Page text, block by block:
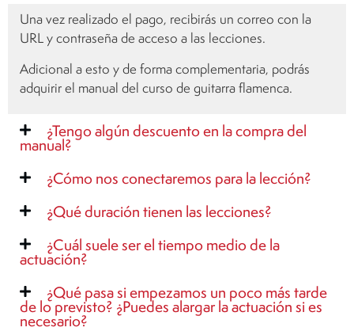
Una vez realizado el pago, recibirás un correo con la
URL y contraseña de acceso a las lecciones.
Adicional a esto y de forma complementaria, podrás
adquirir el manual del curso de guitarra flamenca.
¿Tengo algún descuento en la compra del
manual?
¿Cómo nos conectaremos para la lección?
¿Qué duración tienen las lecciones?
¿Cuál suele ser el tiempo medio de la
actuación?
¿Qué pasa si empezamos un poco más tarde
de lo previsto? ¿Puedes alargar la actuación si es
necesario?